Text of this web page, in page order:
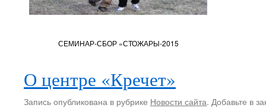
СЕМИНАР-СБОР «СТОЖАРЫ-2015
О центре «Кречет»
Запись опубликована в рубрике Новости сайта. Добавьте в